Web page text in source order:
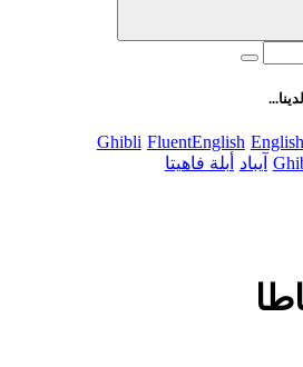
FluentEnglish
Ghibli
آيباد أبلة فاهيتا